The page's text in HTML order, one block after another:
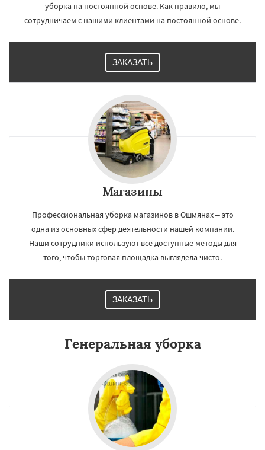
Работаем по
Свислочь Скидель Щучин
уборка на постоянной основе. Как правило, мы
сотрудничаем с нашими клиентами на постоянной основе.
ЗАКАЗАТЬ
Магазины
Профессиональная уборка магазинов в Ошмянах – это
одна из основных сфер деятельности нашей компании.
Наши сотрудники используют все доступные методы для
того, чтобы торговая площадка выглядела чисто.
ЗАКАЗАТЬ
Генеральная уборка
УЗНАТЬ ПОДРОБНЕЕ
Даю согласие на обработку персональных данных